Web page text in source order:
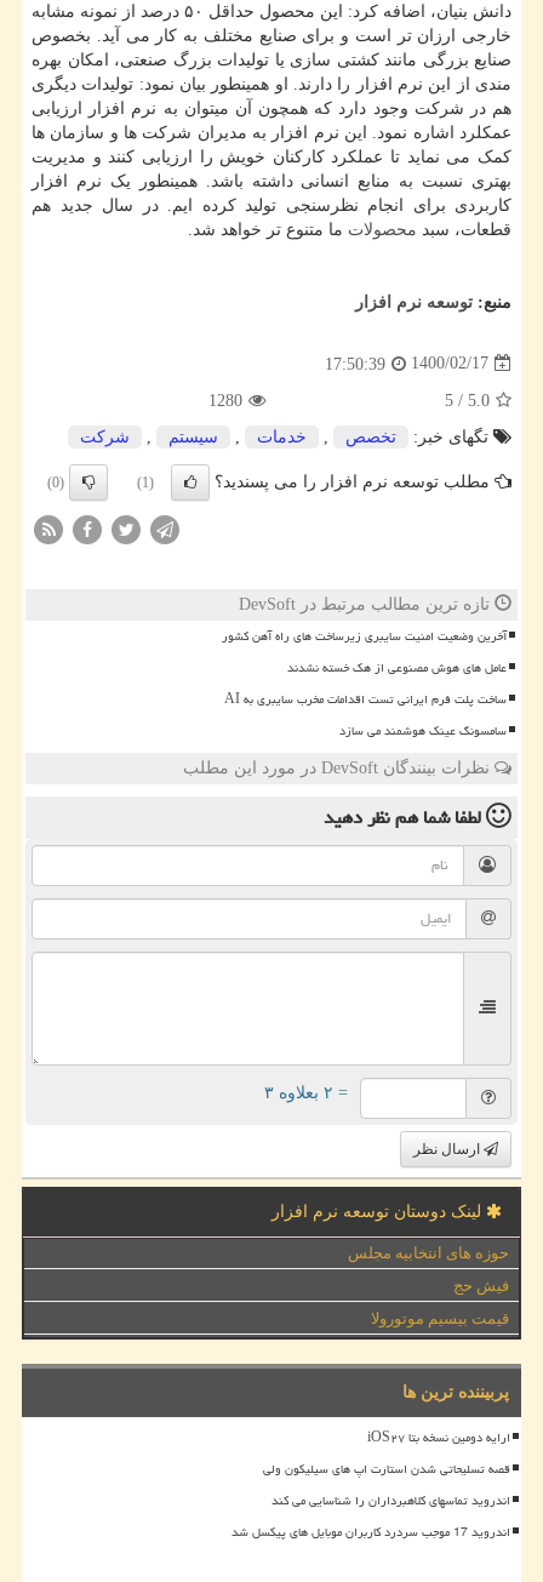
دانش بنیان، اضافه کرد: این محصول حداقل ۵۰ درصد از نمونه مشابه
خارجی ارزان تر است و برای صنایع مختلف به کار می آید. بخصوص
صنایع بزرگی مانند کشتی سازی یا تولیدات بزرگ صنعتی، امکان بهره
مندی از این نرم افزار را دارند. او همینطور بیان نمود: تولیدات دیگری
هم در شرکت وجود دارد که همچون آن میتوان به نرم افزار ارزیابی
عمکلرد اشاره نمود. این نرم افزار به مدیران شرکت ها و سازمان ها
کمک می نماید تا عملکرد کارکنان خویش را ارزیابی کنند و مدیریت
بهتری نسبت به منابع انسانی داشته باشد. همینطور یک نرم افزار
کاربردی برای انجام نظرسنجی تولید کرده ایم. در سال جدید هم
قطعات، سبد محصولات ما متنوع تر خواهد شد.
منبع: توسعه نرم افزار
1400/02/17
17:50:39
5.0
/
5
1280
تگهای خبر:
تخصص خدمات سیستم شركت
مطلب توسعه نرم افزار را می پسندید؟ (1)
(0)
تازه ترین مطالب مرتبط در DevSoft
آخرین وضعیت امنیت سایبری زیرساخت های راه آهن کشور
عامل های هوش مصنوعی از هک خسته نشدند
ساخت پلت فرم ایرانی تست اقدامات مخرب سایبری به AI
سامسونگ عینک هوشمند می سازد
نظرات بینندگان DevSoft در مورد این مطلب
لطفا شما همنظر دهید
= ۲ بعلاوه ۳
ارسال نظر
لینک دوستان توسعه نرم افزار
حوزه های انتخابیه مجلس
فیش حج
قیمت بیسیم موتورولا
پربیننده ترین ها
ارایه دومین نسخه بتا iOS۲۷
قصه تسلیحاتی شدن استارت اپ های سیلیکون ولی
اندروید تماسهای کلاهبرداران را شناسایی می کند
اندروید 17 موجب سردرد کاربران موبایل های پیکسل شد